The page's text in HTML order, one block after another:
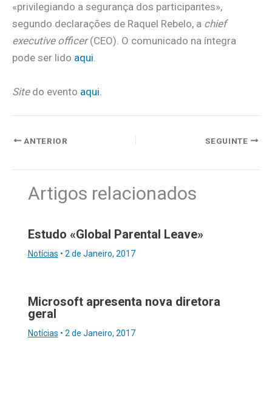
«privilegiando a segurança dos participantes»,
segundo declarações de Raquel Rebelo, a chief
executive officer(CEO). O comunicado na íntegra
pode ser lido aqui.
Sitedo evento aqui
ANTERIOR SEGUINTE
Artigos relacionados
Estudo «Global Parental Leave»
Notícias • 2 de Janeiro, 2017
Microsoft apresenta nova diretora
geral
Notícias • 2 de Janeiro, 2017